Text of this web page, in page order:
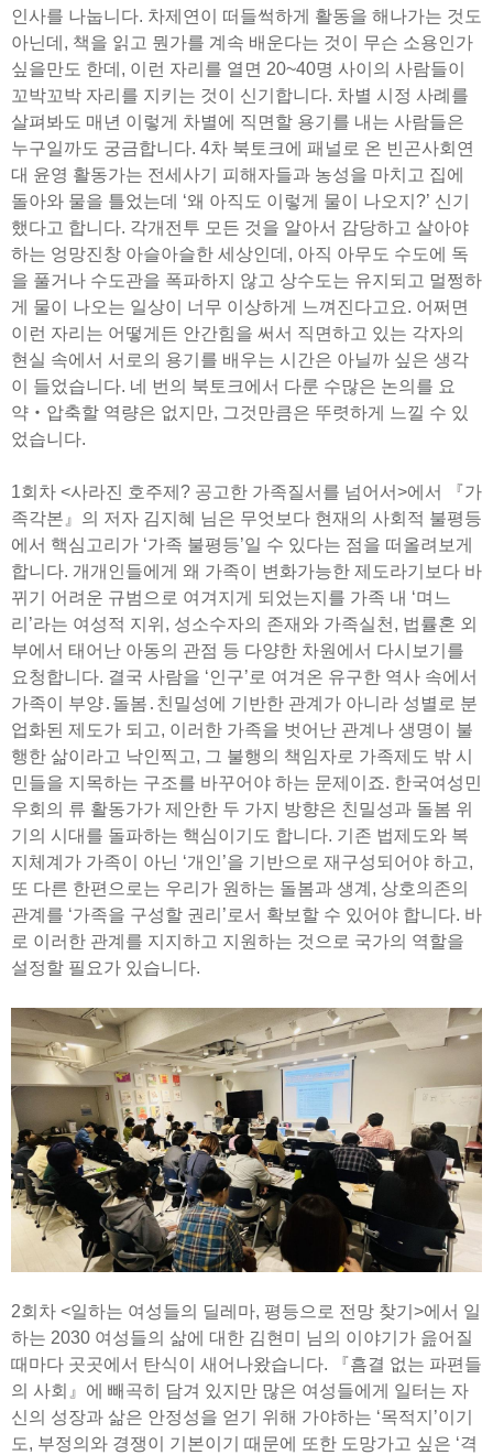
인사를 나눕니다. 차제연이 떠들썩하게 활동을 해나가는 것도
아닌데, 책을 읽고 뭔가를 계속 배운다는 것이 무슨 소용인가
싶을만도 한데, 이런 자리를 열면 20~40명 사이의 사람들이
꼬박꼬박 자리를 지키는 것이 신기합니다. 차별 시정 사례를
살펴봐도 매년 이렇게 차별에 직면할 용기를 내는 사람들은
누구일까도 궁금합니다. 4차 북토크에 패널로 온 빈곤사회연
대 윤영 활동가는 전세사기 피해자들과 농성을 마치고 집에
돌아와 물을 틀었는데 ‘왜 아직도 이렇게 물이 나오지?’ 신기
했다고 합니다. 각개전투 모든 것을 알아서 감당하고 살아야
하는 엉망진창 아슬아슬한 세상인데, 아직 아무도 수도에 독
을 풀거나 수도관을 폭파하지 않고 상수도는 유지되고 멀쩡하
게 물이 나오는 일상이 너무 이상하게 느껴진다고요. 어쩌면
이런 자리는 어떻게든 안간힘을 써서 직면하고 있는 각자의
현실 속에서 서로의 용기를 배우는 시간은 아닐까 싶은 생각
이 들었습니다. 네 번의 북토크에서 다룬 수많은 논의를 요
약‧압축할 역량은 없지만, 그것만큼은 뚜렷하게 느낄 수 있
었습니다.
1회차 <사라진 호주제? 공고한 가족질서를 넘어서>에서 『가
족각본』의 저자 김지혜 님은 무엇보다 현재의 사회적 불평등
에서 핵심고리가 ‘가족 불평등’일 수 있다는 점을 떠올려보게
합니다. 개개인들에게 왜 가족이 변화가능한 제도라기보다 바
뀌기 어려운 규범으로 여겨지게 되었는지를 가족 내 ‘며느
리’라는 여성적 지위, 성소수자의 존재와 가족실천, 법률혼 외
부에서 태어난 아동의 관점 등 다양한 차원에서 다시보기를
요청합니다. 결국 사람을 ‘인구’로 여겨온 유구한 역사 속에서
가족이 부양․돌봄․친밀성에 기반한 관계가 아니라 성별로 분
업화된 제도가 되고, 이러한 가족을 벗어난 관계나 생명이 불
행한 삶이라고 낙인찍고, 그 불행의 책임자로 가족제도 밖 시
민들을 지목하는 구조를 바꾸어야 하는 문제이죠. 한국여성민
우회의 류 활동가가 제안한 두 가지 방향은 친밀성과 돌봄 위
기의 시대를 돌파하는 핵심이기도 합니다. 기존 법제도와 복
지체계가 가족이 아닌 ‘개인’을 기반으로 재구성되어야 하고,
또 다른 한편으로는 우리가 원하는 돌봄과 생계, 상호의존의
관계를 ‘가족을 구성할 권리’로서 확보할 수 있어야 합니다. 바
로 이러한 관계를 지지하고 지원하는 것으로 국가의 역할을
설정할 필요가 있습니다.
2회차 <일하는 여성들의 딜레마, 평등으로 전망 찾기>에서 일
하는 2030 여성들의 삶에 대한 김현미 님의 이야기가 읊어질
때마다 곳곳에서 탄식이 새어나왔습니다. 『흠결 없는 파편들
의 사회』에 빼곡히 담겨 있지만 많은 여성들에게 일터는 자
신의 성장과 삶은 안정성을 얻기 위해 가야하는 ‘목적지’이기
도, 부정의와 경쟁이 기본이기 때문에 또한 도망가고 싶은 ‘격